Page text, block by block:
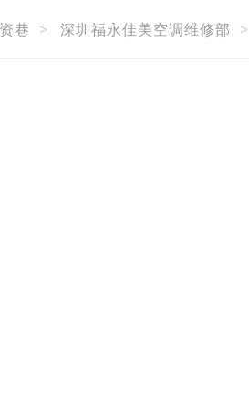
巷 > 深圳福永佳美空调维修部 >